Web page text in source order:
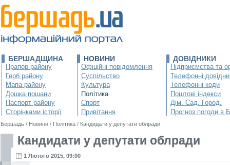
БЕРШАДЩИНА
Прапор району
Герб району
Мапа району
Дошка пошани
Паспорт району
Сторінками історії
НОВИНИ
Офіційні повідомлення
Суспільство
Культура
Політика
Спорт
Привітання
ДОВІДНИКИ
Підприємства та
Телефонні
Телефонні коди
Поштові індекси
Дім. Сад. Город.
Прогноз погоди в
Бершадь / Новини / Політика / Кандидати у депутати облради
Кандидати у депутати облради
1 Лютого 2015, 09:00